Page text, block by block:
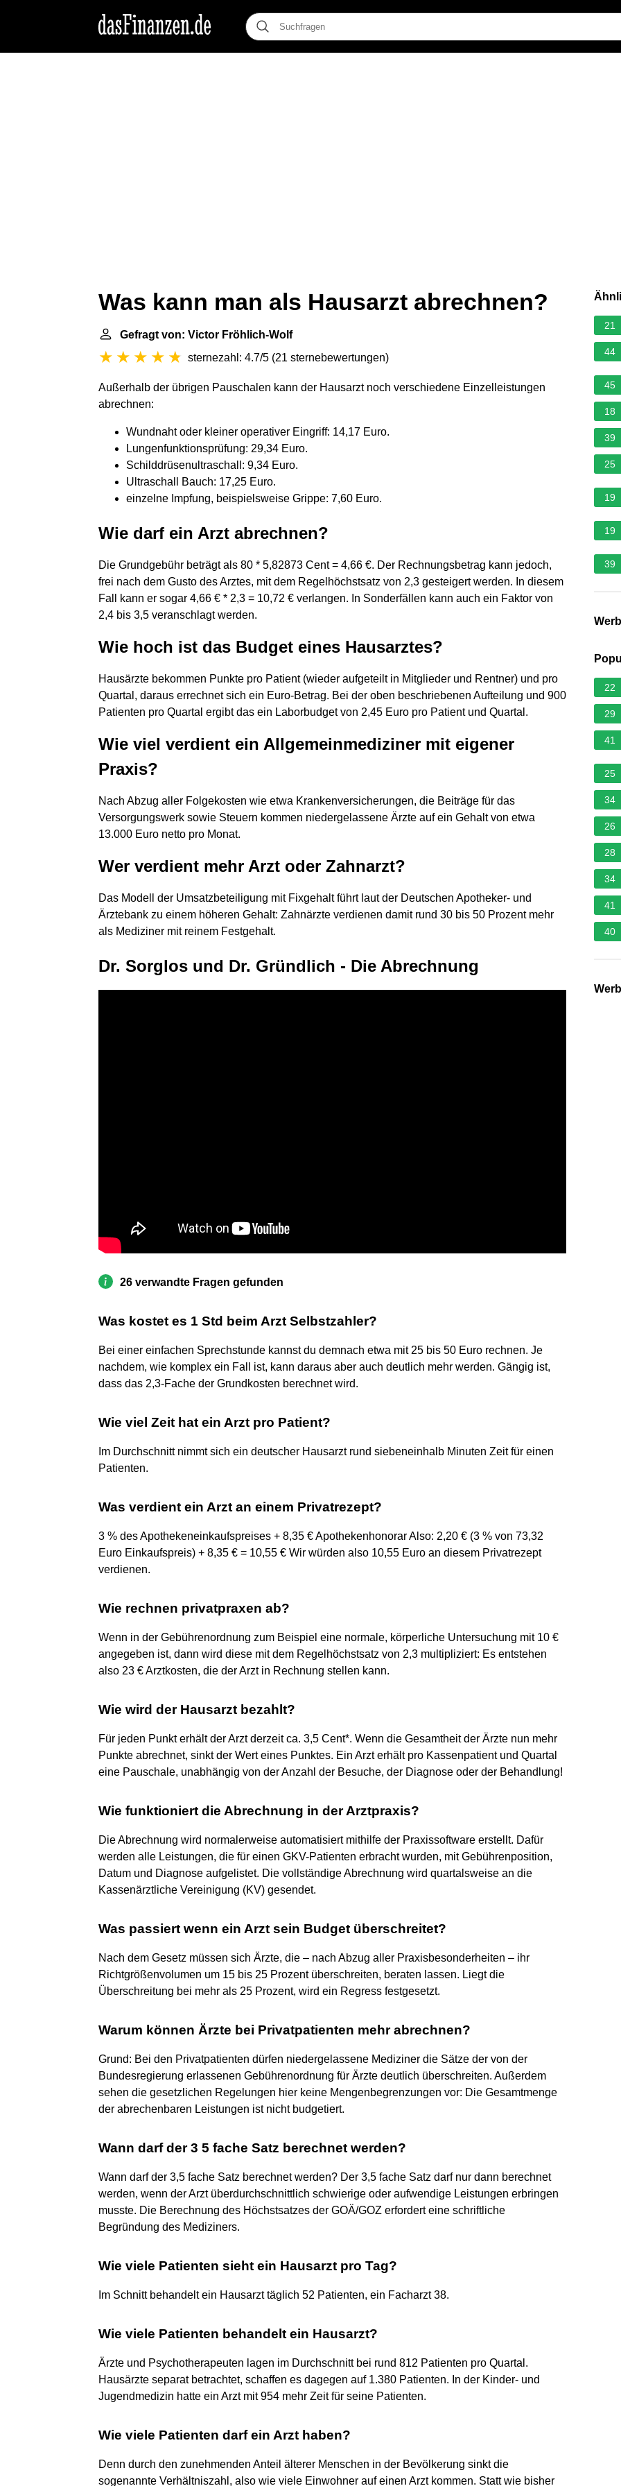
Was kann man als Hausarzt abrechnen?
Gefragt von: Victor Fröhlich-Wolf
sternezahl: 4.7/5 (21 sternebewertungen)
Außerhalb der übrigen Pauschalen kann der Hausarzt noch verschiedene Einzelleistungen
abrechnen:
Wundnaht oder kleiner operativer Eingriff: 14,17 Euro.
Lungenfunktionsprüfung: 29,34 Euro.
Schilddrüsenultraschall: 9,34 Euro.
Ultraschall Bauch: 17,25 Euro.
einzelne Impfung, beispielsweise Grippe: 7,60 Euro.
Wie darf ein Arzt abrechnen?
Die Grundgebühr beträgt als 80 * 5,82873 Cent = 4,66 €. Der Rechnungsbetrag kann jedoch,
frei nach dem Gusto des Arztes, mit dem Regelhöchstsatz von 2,3 gesteigert werden. In diesem
Fall kann er sogar 4,66 € * 2,3 = 10,72 € verlangen. In Sonderfällen kann auch ein Faktor von
2,4 bis 3,5 veranschlagt werden.
Wie hoch ist das Budget eines Hausarztes?
Hausärzte bekommen Punkte pro Patient (wieder aufgeteilt in Mitglieder und Rentner) und pro
Quartal, daraus errechnet sich ein Euro-Betrag. Bei der oben beschriebenen Aufteilung und 900
Patienten pro Quartal ergibt das ein Laborbudget von 2,45 Euro pro Patient und Quartal.
Wie viel verdient ein Allgemeinmediziner mit eigener
Praxis?
Nach Abzug aller Folgekosten wie etwa Krankenversicherungen, die Beiträge für das
Versorgungswerk sowie Steuern kommen niedergelassene Ärzte auf ein Gehalt von etwa
13.000 Euro netto pro Monat.
Wer verdient mehr Arzt oder Zahnarzt?
Das Modell der Umsatzbeteiligung mit Fixgehalt führt laut der Deutschen Apotheker- und
Ärztebank zu einem höheren Gehalt: Zahnärzte verdienen damit rund 30 bis 50 Prozent mehr
als Mediziner mit reinem Festgehalt.
Dr. Sorglos und Dr. Gründlich - Die Abrechnung
26 verwandte Fragen gefunden
Was kostet es 1 Std beim Arzt Selbstzahler?
Bei einer einfachen Sprechstunde kannst du demnach etwa mit 25 bis 50 Euro rechnen. Je
nachdem, wie komplex ein Fall ist, kann daraus aber auch deutlich mehr werden. Gängig ist,
dass das 2,3-Fache der Grundkosten berechnet wird.
Wie viel Zeit hat ein Arzt pro Patient?
Im Durchschnitt nimmt sich ein deutscher Hausarzt rund siebeneinhalb Minuten Zeit für einen
Patienten.
Was verdient ein Arzt an einem Privatrezept?
3 % des Apothekeneinkaufspreises + 8,35 € Apothekenhonorar Also: 2,20 € (3 % von 73,32
Euro Einkaufspreis) + 8,35 € = 10,55 € Wir würden also 10,55 Euro an diesem Privatrezept
verdienen.
Wie rechnen privatpraxen ab?
Wenn in der Gebührenordnung zum Beispiel eine normale, körperliche Untersuchung mit 10 €
angegeben ist, dann wird diese mit dem Regelhöchstsatz von 2,3 multipliziert: Es entstehen
also 23 € Arztkosten, die der Arzt in Rechnung stellen kann.
Wie wird der Hausarzt bezahlt?
Für jeden Punkt erhält der Arzt derzeit ca. 3,5 Cent*. Wenn die Gesamtheit der Ärzte nun mehr
Punkte abrechnet, sinkt der Wert eines Punktes. Ein Arzt erhält pro Kassenpatient und Quartal
eine Pauschale, unabhängig von der Anzahl der Besuche, der Diagnose oder der Behandlung!
Wie funktioniert die Abrechnung in der Arztpraxis?
Die Abrechnung wird normalerweise automatisiert mithilfe der Praxissoftware erstellt. Dafür
werden alle Leistungen, die für einen GKV-Patienten erbracht wurden, mit Gebührenposition,
Datum und Diagnose aufgelistet. Die vollständige Abrechnung wird quartalsweise an die
Kassenärztliche Vereinigung (KV) gesendet.
Was passiert wenn ein Arzt sein Budget überschreitet?
Nach dem Gesetz müssen sich Ärzte, die – nach Abzug aller Praxisbesonderheiten – ihr
Richtgrößenvolumen um 15 bis 25 Prozent überschreiten, beraten lassen. Liegt die
Überschreitung bei mehr als 25 Prozent, wird ein Regress festgesetzt.
Warum können Ärzte bei Privatpatienten mehr abrechnen?
Grund: Bei den Privatpatienten dürfen niedergelassene Mediziner die Sätze der von der
Bundesregierung erlassenen Gebührenordnung für Ärzte deutlich überschreiten. Außerdem
sehen die gesetzlichen Regelungen hier keine Mengenbegrenzungen vor: Die Gesamtmenge
der abrechenbaren Leistungen ist nicht budgetiert.
Wann darf der 3 5 fache Satz berechnet werden?
Wann darf der 3,5 fache Satz berechnet werden? Der 3,5 fache Satz darf nur dann berechnet
werden, wenn der Arzt überdurchschnittlich schwierige oder aufwendige Leistungen erbringen
musste. Die Berechnung des Höchstsatzes der GOÄ/GOZ erfordert eine schriftliche
Begründung des Mediziners.
Wie viele Patienten sieht ein Hausarzt pro Tag?
Im Schnitt behandelt ein Hausarzt täglich 52 Patienten, ein Facharzt 38.
Wie viele Patienten behandelt ein Hausarzt?
Ärzte und Psychotherapeuten lagen im Durchschnitt bei rund 812 Patienten pro Quartal.
Hausärzte separat betrachtet, schaffen es dagegen auf 1.380 Patienten. In der Kinder- und
Jugendmedizin hatte ein Arzt mit 954 mehr Zeit für seine Patienten.
Wie viele Patienten darf ein Arzt haben?
Denn durch den zunehmenden Anteil älterer Menschen in der Bevölkerung sinkt die
sogenannte Verhältniszahl, also wie viele Einwohner auf einen Arzt kommen. Statt wie bisher
21
44
45
18
39
25
19
19
39
22
29
41
25
34
26
28
34
41
40